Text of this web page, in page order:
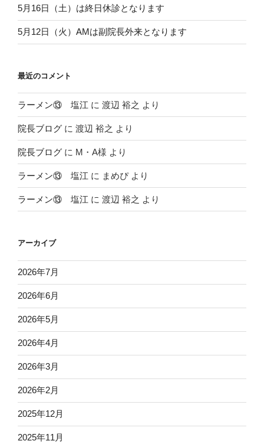
5月16日（土）は終日休診となります
5月12日（火）AMは副院長外来となります
最近のコメント
ラーメン⑬ 塩江 に 渡辺 裕之 より
院長ブログ に 渡辺 裕之 より
院長ブログ に M・A様 より
ラーメン⑬ 塩江 に まめぴより
ラーメン⑬ 塩江 に 渡辺 裕之 より
アーカイブ
2026年7月
2026年6月
2026年5月
2026年4月
2026年3月
2026年2月
2025年12月
2025年11月